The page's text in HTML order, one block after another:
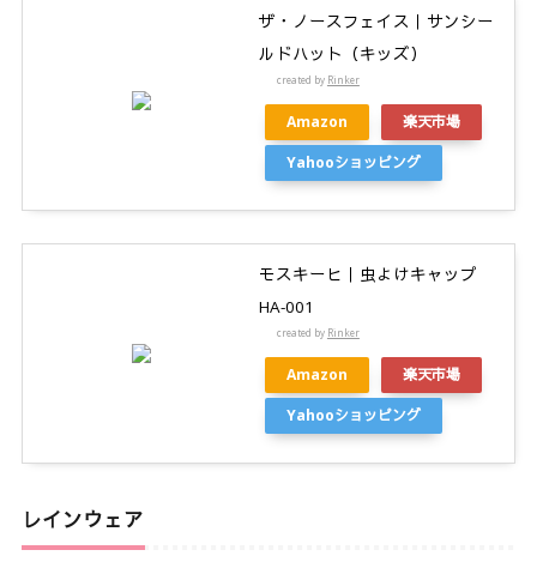
ザ・ノースフェイス｜サンシー
ルドハット（キッズ）
created by Rinker
Amazon
楽天市場
Yahooショッピング
モスキーヒ｜虫よけキャップ
HA-001
created by Rinker
Amazon
楽天市場
Yahooショッピング
レインウェア